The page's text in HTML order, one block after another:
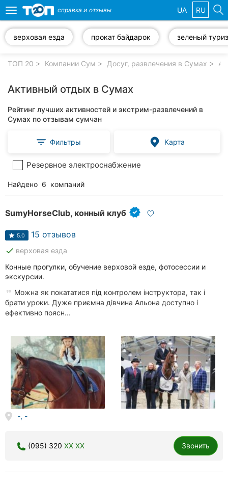
компании
Популярные
рубрики:
Ветеринарные
Частные
клиники
Автошколы
Рестораны
Все
Все
города:
Сумы
Винница
Житомир
Тернополь
Toggle
navigation
справка и отзывы UA RU
верховая езда прокат байдарок зеленый
ТОП 20 Компании Сум Досуг, развлечения в Сумах
Активный отдых в Сумах
Рейтинг лучших активностей и экстрим-развлечений в
Сумах по отзывам сумчан
Фильтры Карта
Резервное электроснабжение
Найдено 6 компаний
SumyHorseClub, конный клуб
5.0 15 отзывов
done верховая езда
Конные прогулки, обучение верховой езде, фотосессии и
экскурсии.
Можна як покататися під контролем інструктора, так і
брати уроки. Дуже приємна дівчина Альона доступно і
ефективно поясн...
-, -
(095) 320 XX XX Звонить